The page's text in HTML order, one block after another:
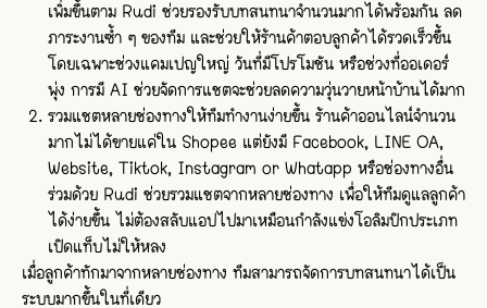
เพิ่มขึ้นตาม Rudi ช่วยรองรับบทสนทนาจำนวนมากได้พร้อมกัน ลด
ภาระงานซ้ำ ๆ ของทีม และช่วยให้ร้านค้าตอบลูกค้าได้รวดเร็วขึ้น
โดยเฉพาะช่วงแคมเปญใหญ่ วันที่มีโปรโมชัน หรือช่วงที่ออเดอร์
พุ่ง การมี AI ช่วยจัดการแชตจะช่วยลดความวุ่นวายหน้าบ้านได้มาก
รวมแชตหลายช่องทางให้ทีมทำงานง่ายขึ้น ร้านค้าออนไลน์จำนวน
มากไม่ได้ขายแค่ใน Shopee แต่ยังมี Facebook, LINE OA,
Website, Tiktok, Instagram or Whatapp หรือช่องทางอื่น
ร่วมด้วย Rudi ช่วยรวมแชตจากหลายช่องทาง เพื่อให้ทีมดูแลลูกค้า
ได้ง่ายขึ้น ไม่ต้องสลับแอปไปมาเหมือนกำลังแข่งโอลิมปิกประเภท
เปิดแท็บไม่ให้หลง
เมื่อลูกค้าทักมาจากหลายช่องทาง ทีมสามารถจัดการบทสนทนาได้เป็น
ระบบมากขึ้นในที่เดียว